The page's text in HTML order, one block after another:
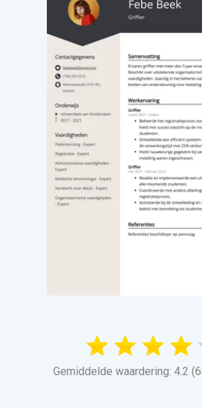
Gemiddelde waardering: 4.2